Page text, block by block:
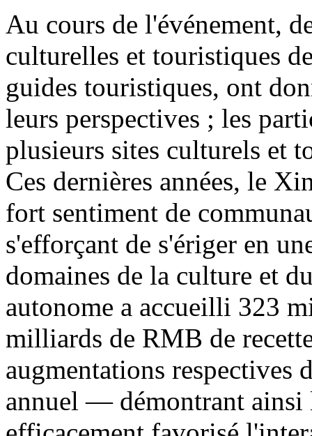
Au cours de l'événement,
culturelles et touristiques
guides touristiques, ont
leurs perspectives ; les
plusieurs sites culturels et
Ces dernières années, le
fort sentiment de
s'efforçant de s'ériger en
domaines de la culture et
autonome a accueilli 323
milliards de RMB de
augmentations respectives
annuel — démontrant ainsi